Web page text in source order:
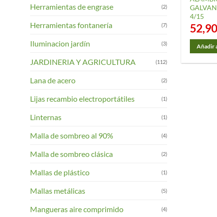
Herramientas de engrase (2)
Herramientas fontanería (7)
Iluminacion jardín (3)
JARDINERIA Y AGRICULTURA (112)
Lana de acero (2)
Lijas recambio electroportátiles (1)
Linternas (1)
Malla de sombreo al 90% (4)
Malla de sombreo clásica (2)
Mallas de plástico (1)
Mallas metálicas (5)
Mangueras aire comprimido (4)
de
producto
4/15
52,90
Añadir